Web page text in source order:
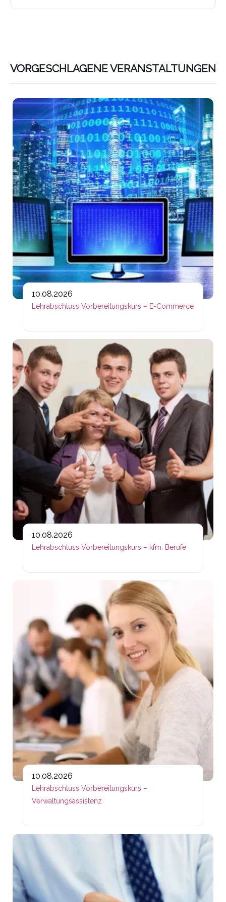
VORGESCHLAGENE VERANSTALTUNGEN
10.08.2026
Lehrabschluss Vorbereitungskurs – E-Commerce
10.08.2026
Lehrabschluss Vorbereitungskurs – kfm. Berufe
10.08.2026
Lehrabschluss Vorbereitungskurs –
Verwaltungsassistenz